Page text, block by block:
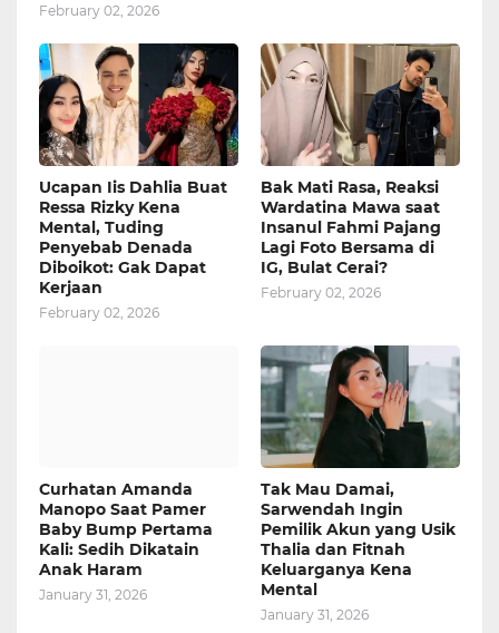
February 02, 2026
Ucapan Iis Dahlia Buat
Ressa Rizky Kena
Mental, Tuding
Penyebab Denada
Diboikot: Gak Dapat
Kerjaan
February 02, 2026
Bak Mati Rasa, Reaksi
Wardatina Mawa saat
Insanul Fahmi Pajang
Lagi Foto Bersama di
IG, Bulat Cerai?
February 02, 2026
Curhatan Amanda
Manopo Saat Pamer
Baby Bump Pertama
Kali: Sedih Dikatain
Anak Haram
January 31, 2026
Tak Mau Damai,
Sarwendah Ingin
Pemilik Akun yang Usik
Thalia dan Fitnah
Keluarganya Kena
Mental
January 31, 2026